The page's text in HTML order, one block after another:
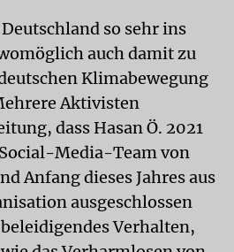
Deutschland so sehr ins
auch damit zu
Klimabewegung
Aktivisten
dass Hasan Ö. 2021
Media-Team von
Anfang dieses Jahres aus
ausgeschlossen
Verhalten,